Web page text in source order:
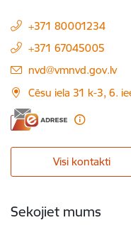
+371 80001234
+371 67045005
E-pasts:
nvd@vmnvd.gov.lv
Cēsu iela 31 k-3, 6.
Visi kontakti
Sekojiet mums